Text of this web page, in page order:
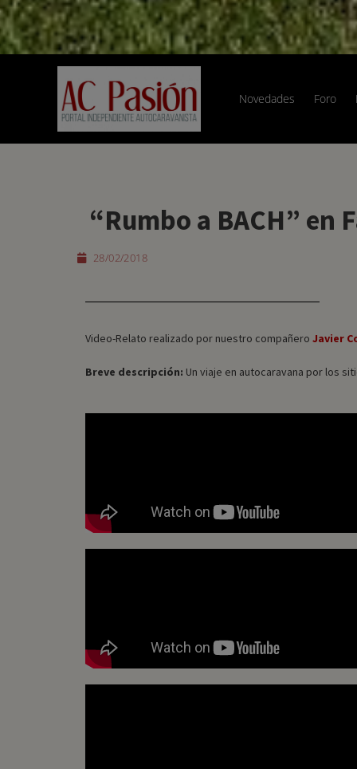
Novedades Foro
“Rumbo a BACH” en
28/02/2018
Video-Relato realizado por nuestro compañero Javier
Breve descripción: Un viaje en autocaravana por los